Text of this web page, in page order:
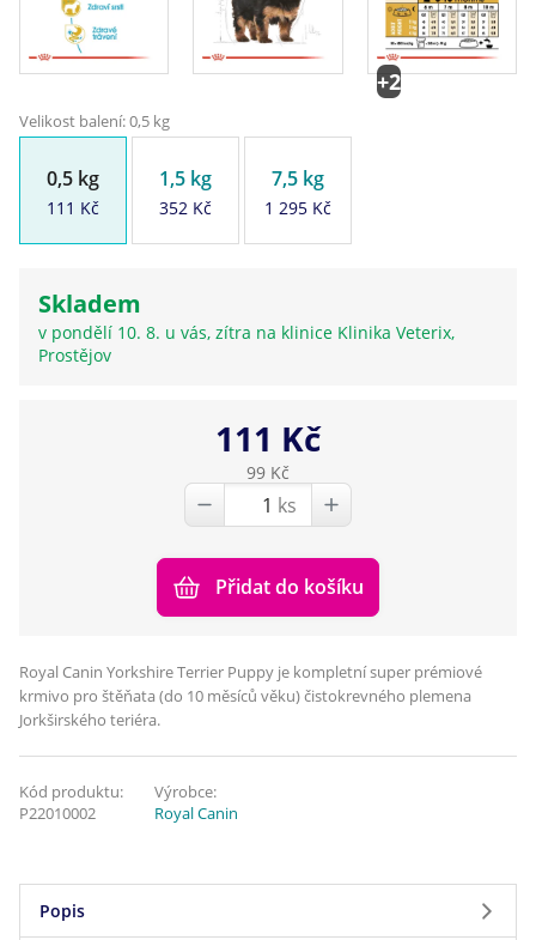
+2
Velikost balení: 0,5 kg
0,5 kg
111 Kč
1,5 kg
352 Kč
7,5 kg
1 295 Kč
Skladem
v pondělí 10. 8. u vás, zítra na klinice Klinika Veterix,
Prostějov
111 Kč
99 Kč
ks
Přidat do košíku
Royal Canin Yorkshire Terrier Puppy je kompletní super prémiové
krmivo pro štěňata (do 10 měsíců věku) čistokrevného plemena
Jorkširského teriéra.
Kód produktu:
P22010002
Výrobce:
Royal Canin
Popis